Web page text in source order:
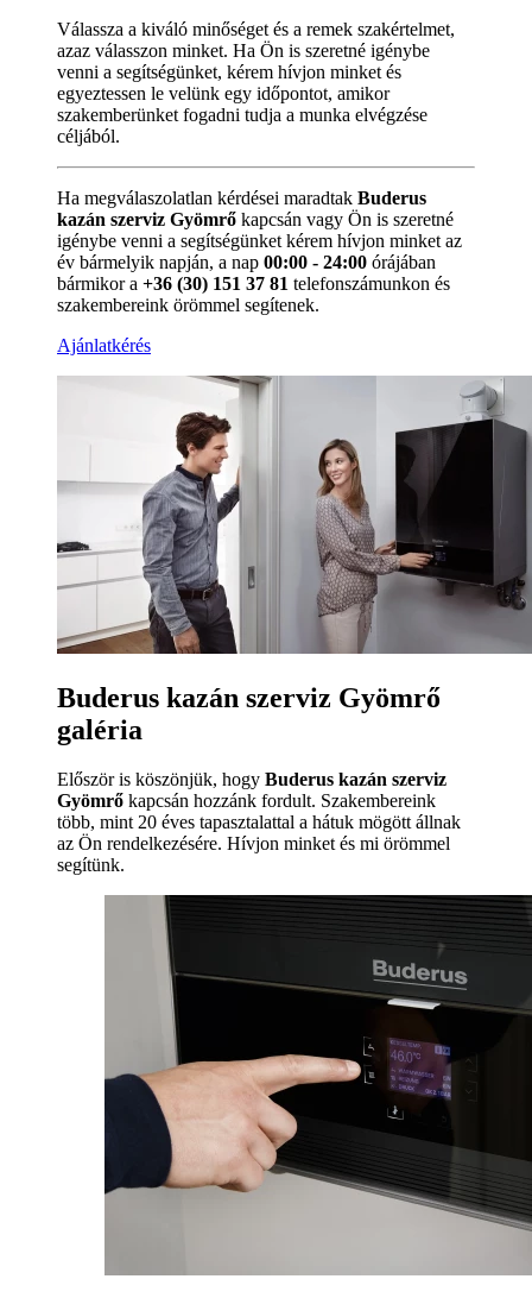
Válassza a kiváló minőséget és a remek szakértelmet,
azaz válasszon minket. Ha Ön is szeretné igénybe
venni a segítségünket, kérem hívjon minket és
egyeztessen le velünk egy időpontot, amikor
szakemberünket fogadni tudja a munka elvégzése
céljából.
Ha megválaszolatlan kérdései maradtak Buderus
kazán szerviz Gyömrő kapcsán vagy Ön is szeretné
igénybe venni a segítségünket kérem hívjon minket az
év bármelyik napján, a nap 00:00 - 24:00 órájában
bármikor a +36 (30) 151 37 81 telefonszámunkon és
szakembereink örömmel segítenek.
Ajánlatkérés
Buderus kazán szerviz Gyömrő
galéria
Először is köszönjük, hogy Buderus kazán szerviz
Gyömrő kapcsán hozzánk fordult. Szakembereink
több, mint 20 éves tapasztalattal a hátuk mögött állnak
az Ön rendelkezésére. Hívjon minket és mi örömmel
segítünk.